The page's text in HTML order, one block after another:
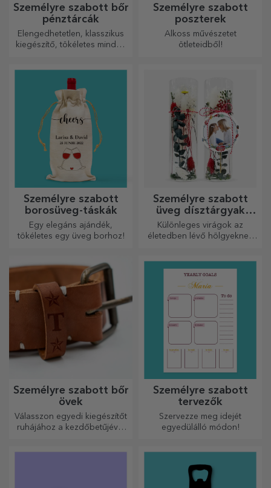
Személyre szabott bőr
pénztárcák
Elengedhetetlen, klasszikus
kiegészítő, tökéletes minden
Személyre szabott
poszterek
Alkoss művészetet
ötleteidből!
Személyre szabott
borosüveg-táskák
Egy elegáns ajándék,
tökéletes egy üveg borhoz!
Személyre szabott
üveg dísztárgyak
konzervált virágokkal
Különleges virágok az
életedben lévő hölgyeknek
Személyre szabott bőr
övek
Válasszon egyedi kiegészítőt
ruhájához a kezdőbetűjével
Személyre szabott
tervezők
Szervezze meg idejét
egyedülálló módon!